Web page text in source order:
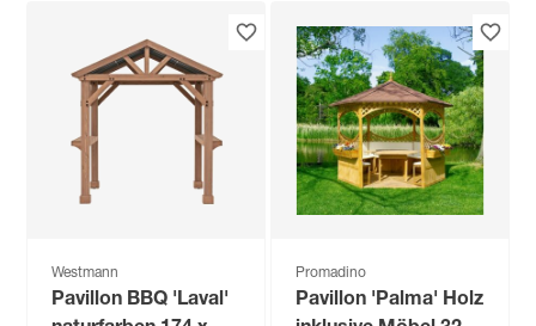
Westmann
Pavillon BBQ 'Laval'
Promadino
Pavillon 'Palma' Holz